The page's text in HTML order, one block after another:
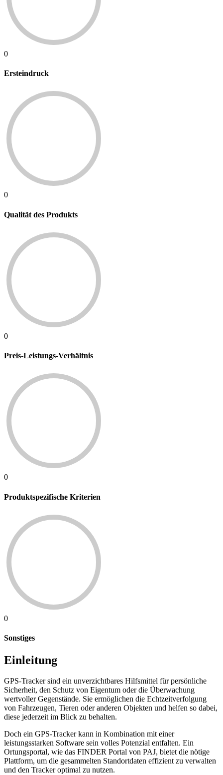
0
Ersteindruck
0
Qualität des Produkts
0
Preis-Leistungs-Verhältnis
0
Produktspezifische Kriterien
0
Sonstiges
Einleitung
GPS-Tracker sind ein unverzichtbares Hilfsmittel für persönliche
Sicherheit, den Schutz von Eigentum oder die Überwachung
wertvoller Gegenstände. Sie ermöglichen die Echtzeitverfolgung
von Fahrzeugen, Tieren oder anderen Objekten und helfen so dabei,
diese jederzeit im Blick zu behalten.
Doch ein GPS-Tracker kann in Kombination mit einer
leistungsstarken Software sein volles Potenzial entfalten. Ein
Ortungsportal, wie das FINDER Portal von PAJ, bietet die nötige
Plattform, um die gesammelten Standortdaten effizient zu verwalten
und den Tracker optimal zu nutzen.